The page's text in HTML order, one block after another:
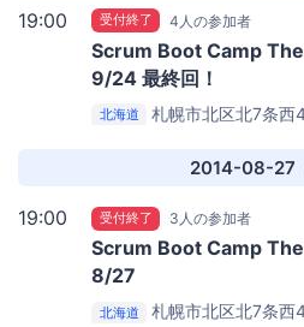
19:00 受付終了 4人の参加者
Scrum Boot Camp
9/24 最終回！
北海道 札幌市北区北7条西
2014-08-27
19:00 受付終了 3人の参加者
Scrum Boot Camp
8/27
北海道 札幌市北区北7条西